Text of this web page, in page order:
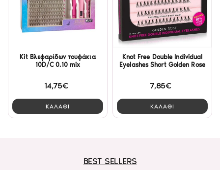
Kit Βλεφαρίδων τουφάκια
10D/C 0.10 mix
14,75€
ΚΑΛΑΘΙ
Knot Free Double Individual
Eyelashes Short Golden Rose
7,85€
ΚΑΛΑΘΙ
BEST SELLERS